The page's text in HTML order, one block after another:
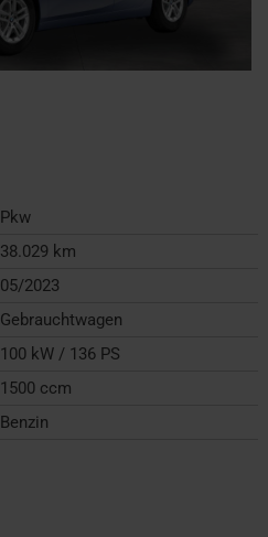
Pkw
38.029 km
05/2023
Gebrauchtwagen
100 kW / 136 PS
1500 ccm
Benzin